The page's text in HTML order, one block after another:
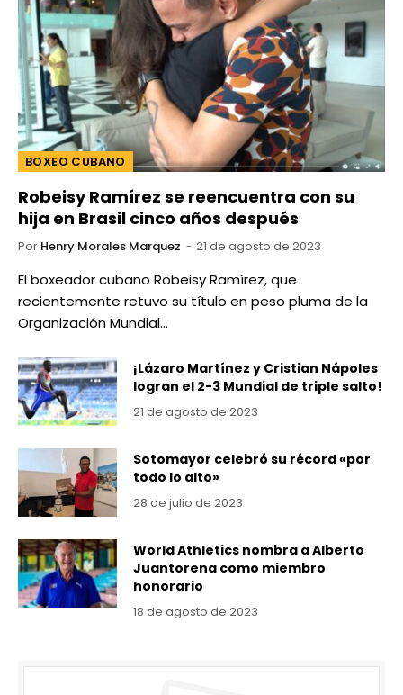
BOXEO CUBANO
Robeisy Ramírez se reencuentra con su
hija en Brasil cinco años después
Por Henry Morales Marquez 21 de agosto de 2023
El boxeador cubano Robeisy Ramírez, que
recientemente retuvo su título en peso pluma de la
Organización Mundial…
¡Lázaro Martínez y Cristian Nápoles
logran el 2-3 Mundial de triple salto!
21 de agosto de 2023
Sotomayor celebró su récord «por
todo lo alto»
28 de julio de 2023
World Athletics nombra a Alberto
Juantorena como miembro
honorario
18 de agosto de 2023